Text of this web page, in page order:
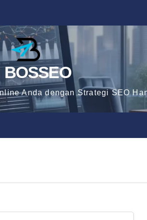
BOSSEO
Anda dengan Strategi SEO